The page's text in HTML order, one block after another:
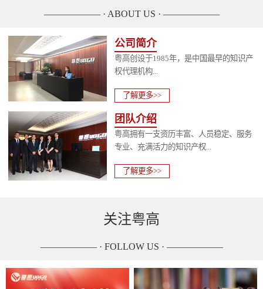
—————— · ABOUT US · ——————
公司简介
粤高创设于1985年，是中国最早的知识产
权代理机构...
了解更多>>
团队介绍
粤高拥有一支资历丰富、人员稳定、服务
专业、充满活力的知识产权...
了解更多>>
关注粤高
—————— · FOLLOW US · ——————